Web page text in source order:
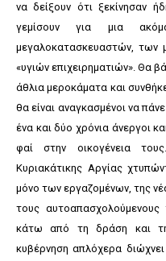
να δείξουν ότι ξεκίνησαν
γεμίσουν για μια
μεγαλοκατασκευαστών, των
«υγιών επιχειρηματιών». Θα
άθλια μεροκάματα και
θα είναι αναγκασμένοι να
ένα και δύο χρόνια άνεργοι
φαί στην οικογένεια
Κυριακάτικης Αργίας
μόνο των εργαζομένων, της
τους
κάτω από τη δράση και
κυβέρνηση απλόχερα